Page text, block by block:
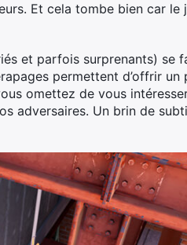
Et cela tombe bien car le
et parfois surprenants) se
permettent d’offrir
omettez de vous
adversaires. Un brin de